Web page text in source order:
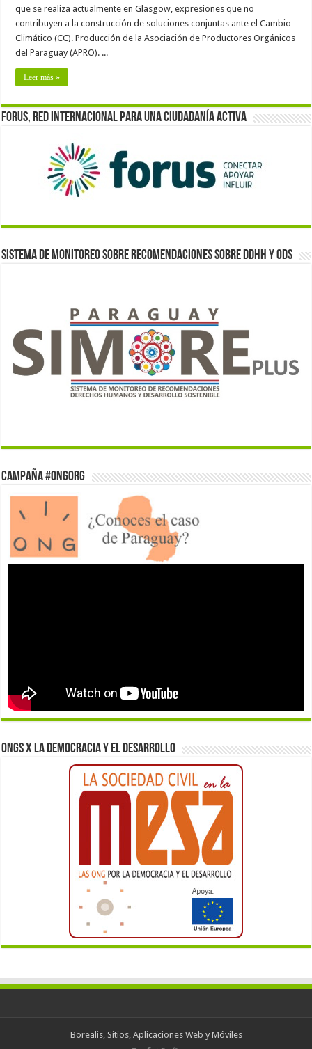
que se realiza actualmente en Glasgow, expresiones que no
contribuyen a la construcción de soluciones conjuntas ante el Cambio
Climático (CC). Producción de la Asociación de Productores Orgánicos
del Paraguay (APRO). ...
Leer más »
Forus, red internacional para una ciudadanía activa
Sistema de monitoreo sobre recomendaciones sobre DDHH y ODS
Campaña #ONGorg
ONGs x la democracia y el desarrollo
Borealis, Sitios, Aplicaciones Web y Móviles